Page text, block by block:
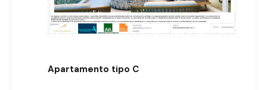
Apartamento tipo C